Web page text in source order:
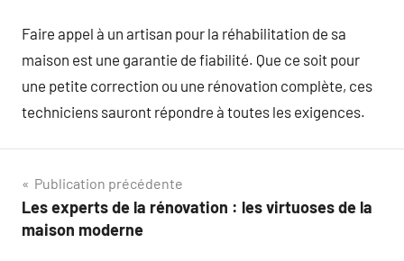
Faire appel à un artisan pour la réhabilitation de sa
maison est une garantie de fiabilité. Que ce soit pour
une petite correction ou une rénovation complète, ces
techniciens sauront répondre à toutes les exigences.
Navigation
de
Publication précédente
Les experts de la rénovation : les virtuoses de la
maison moderne